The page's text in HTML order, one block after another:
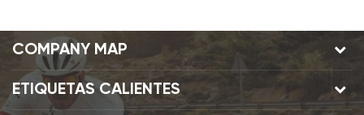
COMPANY MAP
ETIQUETAS CALIENTES